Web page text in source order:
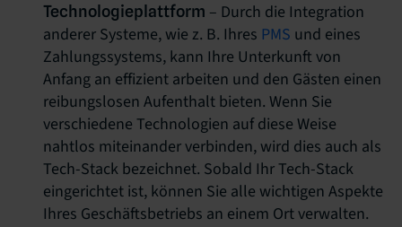
Technologieplattform – Durch die Integration
anderer Systeme, wie z. B. Ihres PMS und eines
Zahlungssystems, kann Ihre Unterkunft von
Anfang an effizient arbeiten und den Gästen einen
reibungslosen Aufenthalt bieten. Wenn Sie
verschiedene Technologien auf diese Weise
nahtlos miteinander verbinden, wird dies auch als
Tech-Stack bezeichnet. Sobald Ihr Tech-Stack
eingerichtet ist, können Sie alle wichtigen Aspekte
Ihres Geschäftsbetriebs an einem Ort verwalten.